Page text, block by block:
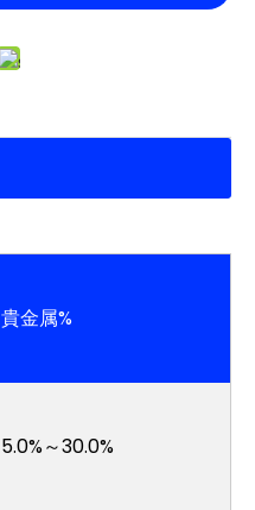
貴金属%
5.0%～30.0%